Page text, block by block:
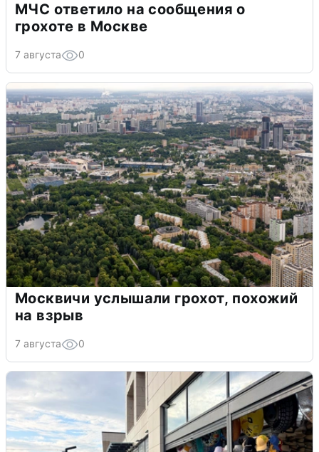
МЧС ответило на сообщения о
грохоте в Москве
7 августа 0
Москвичи услышали грохот, похожий
на взрыв
7 августа 0